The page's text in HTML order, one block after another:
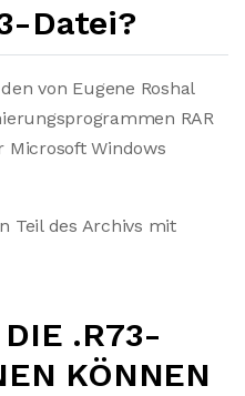
Datei?
von Eugene Roshal
RAR
Microsoft Windows
Teil des Archivs mit
DIE .R73-
KÖNNEN